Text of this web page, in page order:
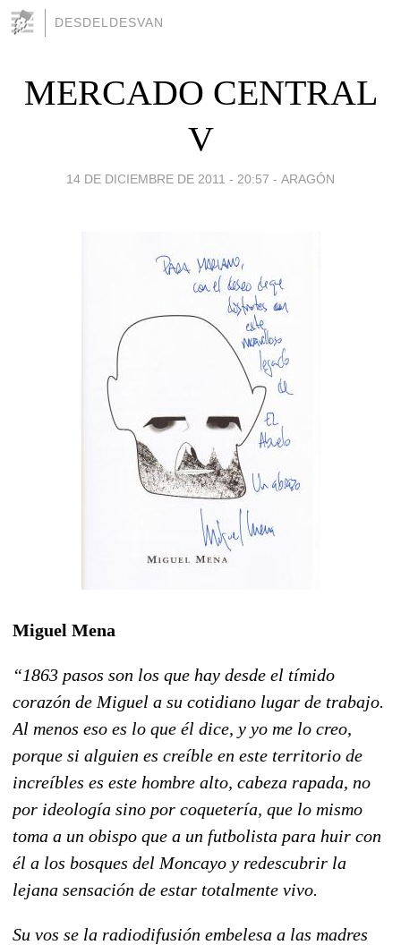
DESDELDESVAN
MERCADO CENTRAL
V
14 DE DICIEMBRE DE 2011 - 20:57 - ARAGÓN
Miguel Mena
“1863 pasos son los que hay desde el tímido
corazón de Miguel a su cotidiano lugar de trabajo.
Al menos eso es lo que él dice, y yo me lo creo,
porque si alguien es creíble en este territorio de
increíbles es este hombre alto, cabeza rapada, no
por ideología sino por coquetería, que lo mismo
toma a un obispo que a un futbolista para huir con
él a los bosques del Moncayo y redescubrir la
lejana sensación de estar totalmente vivo.
Su vos se la radiodifusión embelesa a las madres